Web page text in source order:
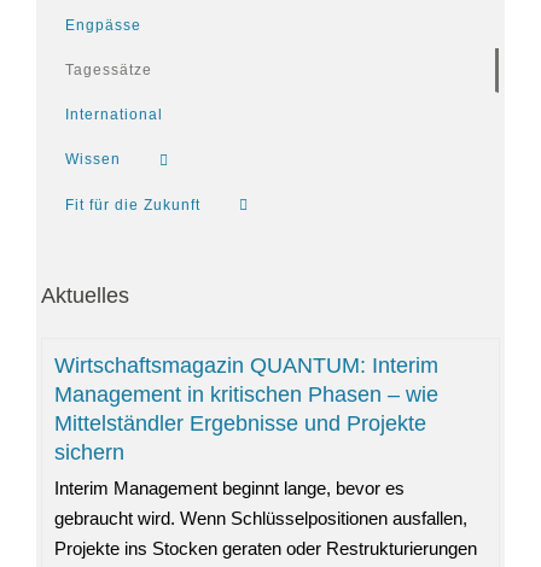
Engpässe
Tagessätze
International
Wissen
Fit für die Zukunft
Aktuelles
Wirtschaftsmagazin QUANTUM: Interim
Management in kritischen Phasen – wie
Mittelständler Ergebnisse und Projekte
sichern
Interim Management beginnt lange, bevor es
gebraucht wird. Wenn Schlüsselpositionen ausfallen,
Projekte ins Stocken geraten oder Restrukturierungen